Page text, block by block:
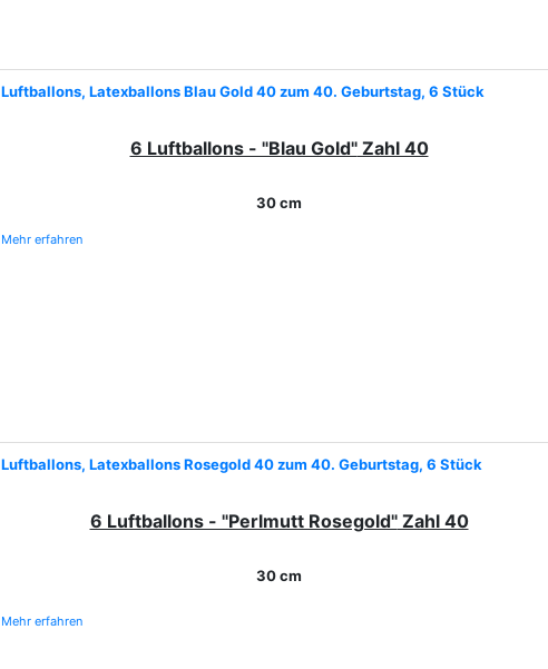
Luftballons, Latexballons Blau Gold 40 zum 40. Geburtstag, 6 Stück
6 Luftballons - "Blau Gold"Zahl 40
30 cm
Mehr erfahren
Luftballons, Latexballons Rosegold 40 zum 40. Geburtstag, 6 Stück
6 Luftballons - "Perlmutt Rosegold"Zahl 40
30 cm
Mehr erfahren